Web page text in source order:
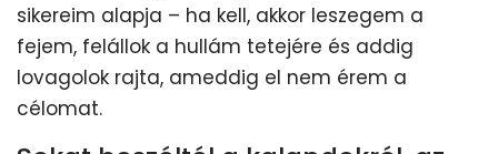
sikereim alapja – ha kell, akkor leszegem a
fejem, felállok a hullám tetejére és addig
lovagolok rajta, ameddig el nem érem a
célomat.